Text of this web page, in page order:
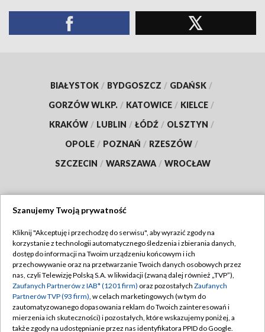
BIAŁYSTOK / BYDGOSZCZ / GDAŃSK /
GORZÓW WLKP. / KATOWICE / KIELCE /
KRAKÓW / LUBLIN / ŁÓDŹ / OLSZTYN /
OPOLE / POZNAŃ / RZESZÓW /
SZCZECIN / WARSZAWA / WROCŁAW
TVP
Abonament TVP
Emisja w TVP
Centrum informacji TVP
Naziemna Telewizja Cyfrowa
Regulamin TVP
Polityka prywatności
Moje zgody
Pomoc
Szanujemy Twoją prywatność
Kliknij "Akceptuję i przechodzę do serwisu", aby wyrazić zgody na
korzystanie z technologii automatycznego śledzenia i zbierania danych,
dostęp do informacji na Twoim urządzeniu końcowym i ich
przechowywanie oraz na przetwarzanie Twoich danych osobowych przez
nas, czyli Telewizję Polską S.A. w likwidacji (zwaną dalej również „TVP”),
Zaufanych Partnerów z IAB* (1201 firm) oraz pozostałych Zaufanych
Partnerów TVP (93 firm), w celach marketingowych (w tym do
zautomatyzowanego dopasowania reklam do Twoich zainteresowań i
mierzenia ich skuteczności) i pozostałych, które wskazujemy poniżej, a
także zgody na udostępnianie przez nas identyfikatora PPID do Google.